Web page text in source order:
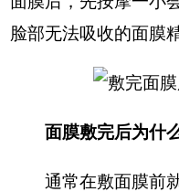
脸部无法吸收的面膜
面膜敷完后为什
通常在敷面膜前